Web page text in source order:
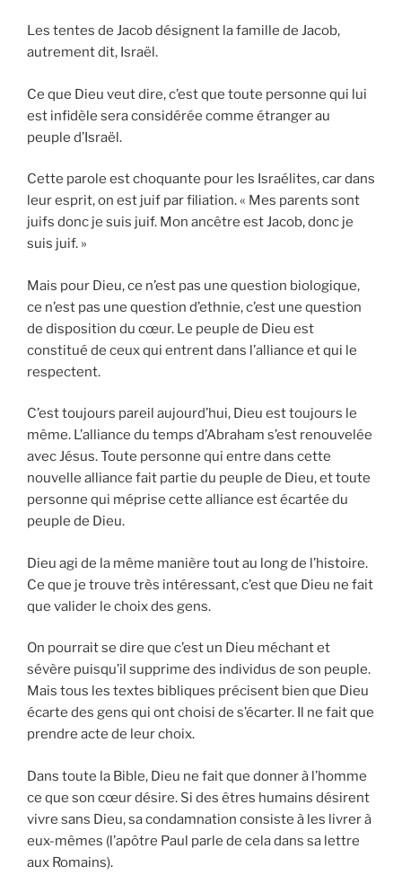
Les tentes de Jacob désignent la famille de Jacob,
autrement dit, Israël.
Ce que Dieu veut dire, c’est que toute personne qui lui
est infidèle sera considérée comme étranger au
peuple d’Israël.
Cette parole est choquante pour les Israélites, car dans
leur esprit, on est juif par filiation. « Mes parents sont
juifs donc je suis juif. Mon ancêtre est Jacob, donc je
suis juif. »
Mais pour Dieu, ce n’est pas une question biologique,
ce n’est pas une question d’ethnie, c’est une question
de disposition du cœur. Le peuple de Dieu est
constitué de ceux qui entrent dans l’alliance et qui le
respectent.
C’est toujours pareil aujourd’hui, Dieu est toujours le
même. L’alliance du temps d’Abraham s’est renouvelée
avec Jésus. Toute personne qui entre dans cette
nouvelle alliance fait partie du peuple de Dieu, et toute
personne qui méprise cette alliance est écartée du
peuple de Dieu.
Dieu agi de la même manière tout au long de l’histoire.
Ce que je trouve très intéressant, c’est que Dieu ne fait
que valider le choix des gens.
On pourrait se dire que c’est un Dieu méchant et
sévère puisqu’il supprime des individus de son peuple.
Mais tous les textes bibliques précisent bien que Dieu
écarte des gens qui ont choisi de s’écarter. Il ne fait que
prendre acte de leur choix.
Dans toute la Bible, Dieu ne fait que donner à l’homme
ce que son cœur désire. Si des êtres humains désirent
vivre sans Dieu, sa condamnation consiste à les livrer à
eux-mêmes (l’apôtre Paul parle de cela dans sa lettre
aux Romains).